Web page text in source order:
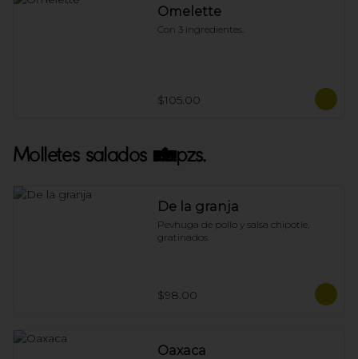
Omelette
Con 3 ingredientes.
$105.00
Molletes salados 4pzs.
De la granja
Pevhuga de pollo y salsa chipotle,
gratinados.
$98.00
Oaxaca